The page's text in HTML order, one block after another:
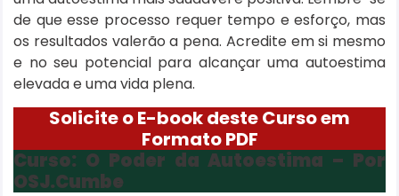
de que esse processo requer tempo e esforço, mas
os resultados valerão a pena. Acredite em si mesmo
e no seu potencial para alcançar uma autoestima
elevada e uma vida plena.
Solicite o E-book deste Curso em
Formato PDF
Curso: O Poder da Autoestima – Por
OSJ.Cumbe